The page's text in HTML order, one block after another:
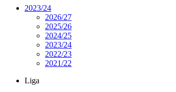
2023/24
2026/27
2025/26
2024/25
2023/24
2022/23
2021/22
Liga